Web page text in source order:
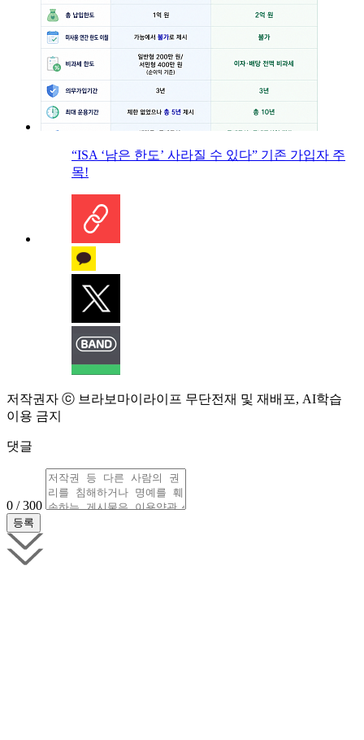
“ISA ‘남은 한도’ 사라질 수 있다” 기존 가입자 주
목!
저작권자 ⓒ 브라보마이라이프 무단전재 및 재배포, AI학습
이용 금지
댓글
0 / 300